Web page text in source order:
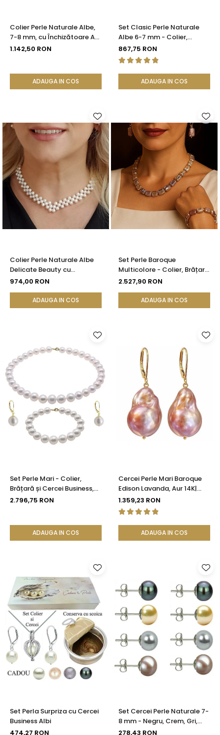
Colier Perle Naturale Albe,
7-8 mm, cu Închizătoare Aur
14K (aur 585) | KASKADDA®
1.142,50 RON
ADAUGA IN COS
Set Clasic Perle Naturale
Albe 6-7 mm - Colier,
Brățară și Cercei, Argint 925
| KASKADDA®
867,75 RON
ADAUGA IN COS
Colier Perle Naturale Albe
Delicate Beauty cu
Închizătoare Argint |
974,00 RON
ADAUGA IN COS
Set Perle Baroque
Multicolore - Colier, Brățară
și Cercei, Aur Galben 14K |
2.527,90 RON
ADAUGA IN COS
Set Perle Mari - Colier,
Brățară și Cercei Business,
Aur Galben 14K, Perle Albe
2.796,75 RON
ADAUGA IN COS
Cercei Perle Mari Baroque
Edison Lavanda, Aur 14K|
KASKADDA®
1.359,23 RON
ADAUGA IN COS
Set Perla Surpriza cu Cercei
Business Albi
474,27 RON
Set Cercei Perle Naturale 7-
8 mm - Negru, Crem, Gri,
Lavandă - Argint 925 |
278,43 RON